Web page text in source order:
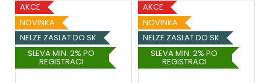
AKCE
NOVINKA
NELZE ZASLAT DO SK
SLEVA MIN. 2% PO
REGISTRACI
AKCE
NOVINKA
NELZE ZASLAT DO SK
SLEVA MIN. 2% PO
REGISTRACI